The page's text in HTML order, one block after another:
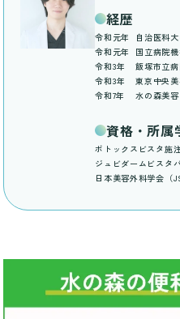
経歴
令和元年
自治医科
令和元年
国立病院
令和3年
飯塚市立
令和3年
東京中央
令和7年
水の森美
資格・所属
ボトックスビスタ施
ジュビダームビスタ
日本美容外科学会（